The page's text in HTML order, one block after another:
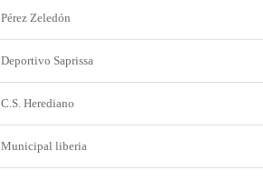
Pérez Zeledón
Deportivo Saprissa
C.S. Herediano
Municipal liberia